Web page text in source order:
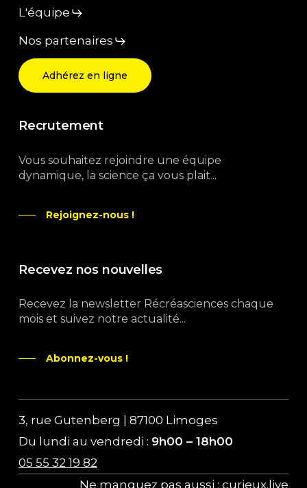
L'équipe
Nos partenaires
Adhérez en ligne
Recrutement
Vous souhaitez rejoindre une équipe
dynamique, la science ça vous plait...
Rejoignez-nous !
Recevez nos nouvelles
Recevez la newsletter Récréasciences chaque
mois et suivez notre actualité...
Abonnez-vous !
3, rue Gutenberg | 87100 Limoges
Du lundi au vendredi : 9h00 – 18h00
05 55 32 19 82
Ne manquez pas aussi :curieux.live